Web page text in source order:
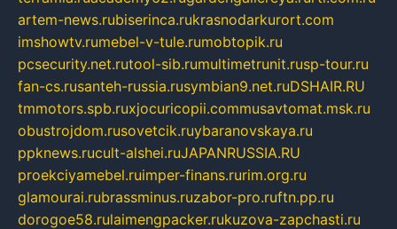
artem-news.rubiserinca.rukrasnodarkurort.com
imshowtv.rumebel-v-tule.rumobtopik.ru
pcsecurity.net.rutool-sib.rumultimetrunit.rusp-tour.ru
fan-cs.rusanteh-russia.rusymbian9.net.ruDSHAIR.RU
tmmotors.spb.ruxjocuricopii.commusavtomat.msk.ru
obustrojdom.rusovetcik.ruybaranovskaya.ru
ppknews.rucult-alshei.ruJAPANRUSSIA.RU
proekciyamebel.ruimper-finans.rurim.org.ru
glamourai.rubrassminus.ruzabor-pro.ruftn.pp.ru
dorogoe58.rulaimengpacker.rukuzova-zapchasti.ru